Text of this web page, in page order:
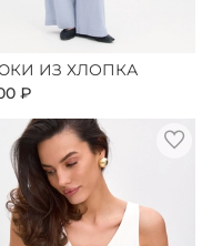
ИЗ ХЛОПКА
₽